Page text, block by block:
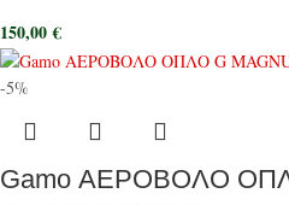
150,00€
-5%
Gamo ΑΕΡΟΒΟΛΟ